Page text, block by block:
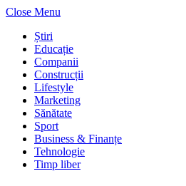
Close Menu
Știri
Educație
Companii
Construcții
Lifestyle
Marketing
Sănătate
Sport
Business & Finanțe
Tehnologie
Timp liber